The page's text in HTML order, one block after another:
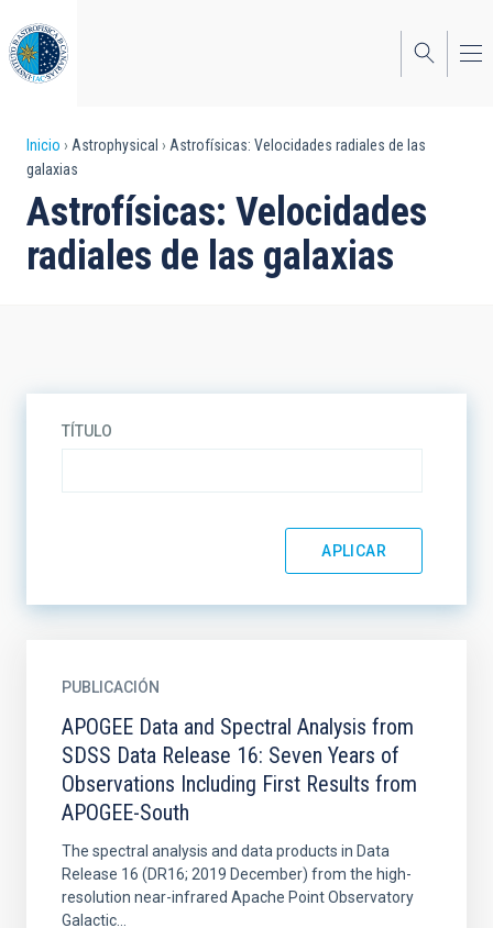
al
contenido
principal
Sobrescribir
enlaces
de
ayuda
Inicio Astrophysical
Astrofísicas: Velocidades radiales de las
galaxias
Astrofísicas: Velocidades
radiales de las galaxias
TÍTULO
PUBLICACIÓN
APOGEE Data and Spectral Analysis from
SDSS Data Release 16: Seven Years of
Observations Including First Results from
APOGEE-South
The spectral analysis and data products in Data
Release 16 (DR16; 2019 December) from the high-
resolution near-infrared Apache Point Observatory
Galactic...